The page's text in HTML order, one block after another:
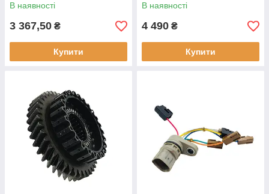
В наявності
3 367,50 ₴
Купити
В наявності
4 490 ₴
Купити